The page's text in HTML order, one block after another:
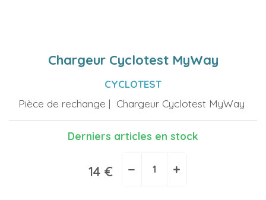
Chargeur Cyclotest MyWay
CYCLOTEST
Pièce de rechange | Chargeur Cyclotest MyWay
Derniers articles en stock
14 € − +